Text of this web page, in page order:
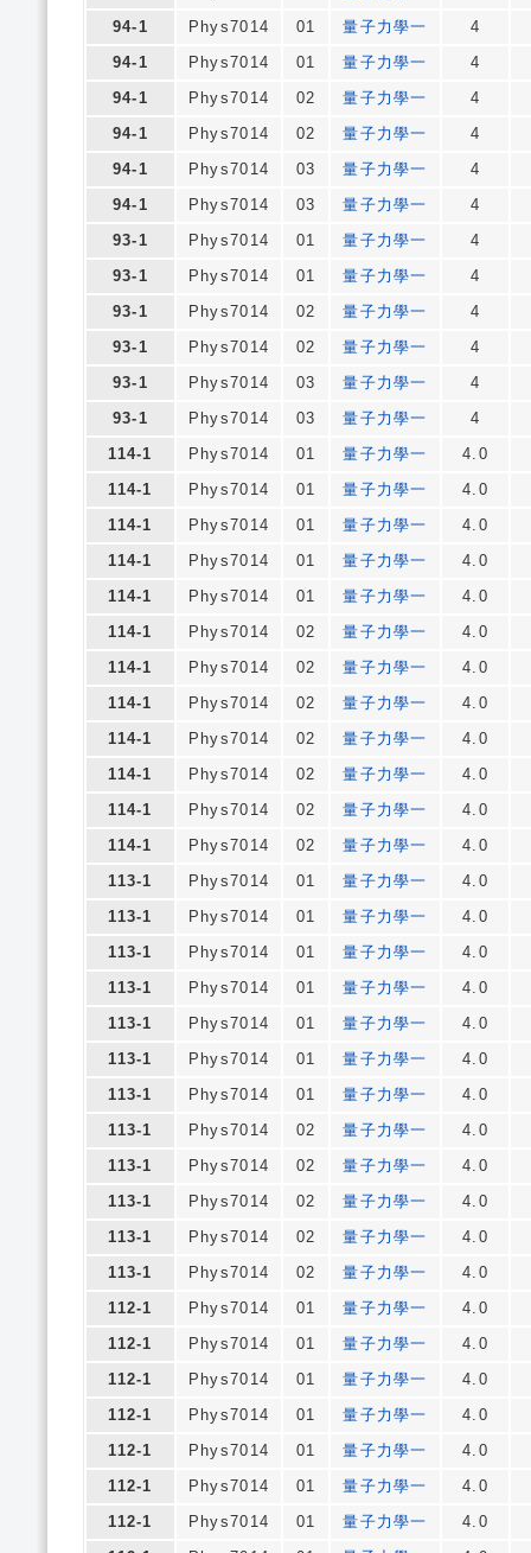
94-1
Phys7014 01 量子力學一
4
94-1
Phys7014 01 量子力學一
4
94-1
Phys7014 02 量子力學一
4
94-1
Phys7014 02 量子力學一
4
94-1
Phys7014 03 量子力學一
4
94-1
Phys7014 03 量子力學一
4
93-1
Phys7014 01 量子力學一
4
93-1
Phys7014 01 量子力學一
4
93-1
Phys7014 02 量子力學一
4
93-1
Phys7014 02 量子力學一
4
93-1
Phys7014 03 量子力學一
4
93-1
Phys7014 03 量子力學一
4
114-1
Phys7014 01 量子力學一
4.0
114-1
Phys7014 01 量子力學一
4.0
114-1
Phys7014 01 量子力學一
4.0
114-1
Phys7014 01 量子力學一
4.0
114-1
Phys7014 01 量子力學一
4.0
114-1
Phys7014 02 量子力學一
4.0
114-1
Phys7014 02 量子力學一
4.0
114-1
Phys7014 02 量子力學一
4.0
114-1
Phys7014 02 量子力學一
4.0
114-1
Phys7014 02 量子力學一
4.0
114-1
Phys7014 02 量子力學一
4.0
114-1
Phys7014 02 量子力學一
4.0
113-1
Phys7014 01 量子力學一
4.0
113-1
Phys7014 01 量子力學一
4.0
113-1
Phys7014 01 量子力學一
4.0
113-1
Phys7014 01 量子力學一
4.0
113-1
Phys7014 01 量子力學一
4.0
113-1
Phys7014 01 量子力學一
4.0
113-1
Phys7014 01 量子力學一
4.0
113-1
Phys7014 02 量子力學一
4.0
113-1
Phys7014 02 量子力學一
4.0
113-1
Phys7014 02 量子力學一
4.0
113-1
Phys7014 02 量子力學一
4.0
113-1
Phys7014 02 量子力學一
4.0
112-1
Phys7014 01 量子力學一
4.0
112-1
Phys7014 01 量子力學一
4.0
112-1
Phys7014 01 量子力學一
4.0
112-1
Phys7014 01 量子力學一
4.0
112-1
Phys7014 01 量子力學一
4.0
112-1
Phys7014 01 量子力學一
4.0
112-1
Phys7014 01 量子力學一
4.0